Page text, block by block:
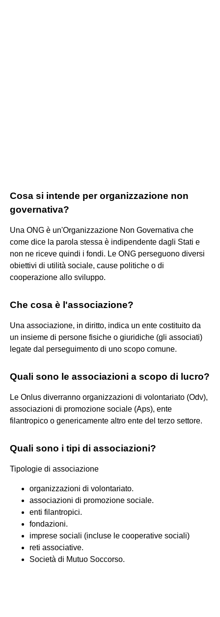
Cosa si intende per organizzazione non
governativa?
Una ONG è un'Organizzazione Non Governativa che
come dice la parola stessa è indipendente dagli Stati e
non ne riceve quindi i fondi. Le ONG perseguono diversi
obiettivi di utilità sociale, cause politiche o di
cooperazione allo sviluppo.
Che cosa è l'associazione?
Una associazione, in diritto, indica un ente costituito da
un insieme di persone fisiche o giuridiche (gli associati)
legate dal perseguimento di uno scopo comune.
Quali sono le associazioni a scopo di lucro?
Le Onlus diverranno organizzazioni di volontariato (Odv),
associazioni di promozione sociale (Aps), ente
filantropico o genericamente altro ente del terzo settore.
Quali sono i tipi di associazioni?
Tipologie di associazione
organizzazioni di volontariato.
associazioni di promozione sociale.
enti filantropici.
fondazioni.
imprese sociali (incluse le cooperative sociali)
reti associative.
Società di Mutuo Soccorso.